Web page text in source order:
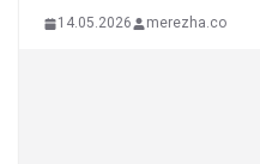
14.05.2026 merezha.co